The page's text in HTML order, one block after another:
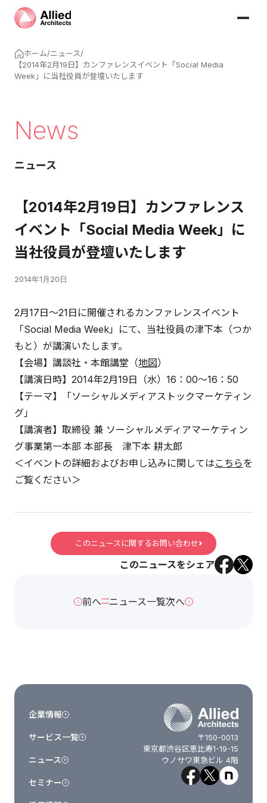
ホーム/ニュース/
【2014年2月19日】カンファレンスイベント「Social Media
Week」に当社役員が登壇いたします
News
ニュース
【2014年2月19日】カンファレンス
イベント「Social Media Week」に
当社役員が登壇いたします
2014年1月20日
2月17日～21日に開催されるカンファレンスイベント
「Social Media Week」にて、当社役員の津下本（つか
もと）が講演いたします。
【会場】講談社・本館講堂（地図）
【講演日時】2014年2月19日（水）16：00～16：50
【テーマ】「ソーシャルメディアストックマーケティン
グ」
【講演者】取締役 兼 ソーシャルメディアマーケティン
グ事業第一本部 本部長 津下本 耕太郎
＜イベントの詳細およびお申し込みに関しては こちらを
ご覧ください＞
このニュースに関するお問い合わせ
このニュースをシェア
前へ ニュース一覧次へ
〒150-0013
東京都渋谷区恵比寿1-19-15
ウノサワ東急ビル 4階
企業情報
サービス一覧
ニュース
セミナー